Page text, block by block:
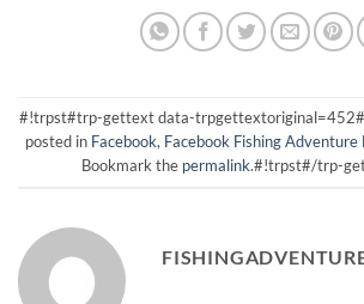
#!trpst#trp-gettext data-
posted in Facebook, Facebook Fishing Adventure
Bookmark the permalink.#!trpst#/trp-